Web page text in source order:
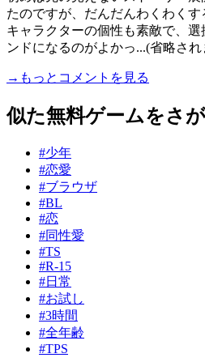
たのですが、だんだんわくわくす
キャラクターの個性も素敵で、
ンドになるのがよかっ...(省略さ
→もっとコメントを見る
似た無料ゲームをさが
#少年
#恋愛
#ブラウザ
#BL
#恋
#同性愛
#TS
#R-15
#日常
#お試し
#3時間
#全年齢
#TPS